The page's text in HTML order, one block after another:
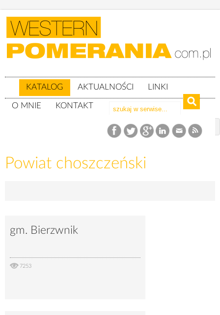
KATALOG AKTUALNOŚCI LINKI
O MNIE KONTAKT
Katalog woj. zachodniopomorskie
Powiat choszczeński
gm. Bierzwnik
7253